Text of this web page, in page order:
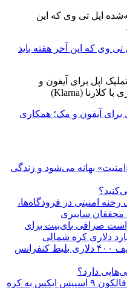
وی که این آخر هفته باید
آیفون و مک؛ همکاری
بهانه می‌شود و زندگی
امنیتی در فرودگاه‌ها،
محققان سایبری
صرافی بای‌بیت برای
فرصت استثنایی: دریافت تخفیف ۴۰۰ دلاری بلیط کنفرانس
دارد؟
برخورد قطعه غیرفعال راکت فالکون ۹ اسپیس ایکس به کره